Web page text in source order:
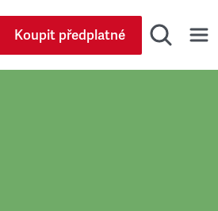
Koupit předplatné